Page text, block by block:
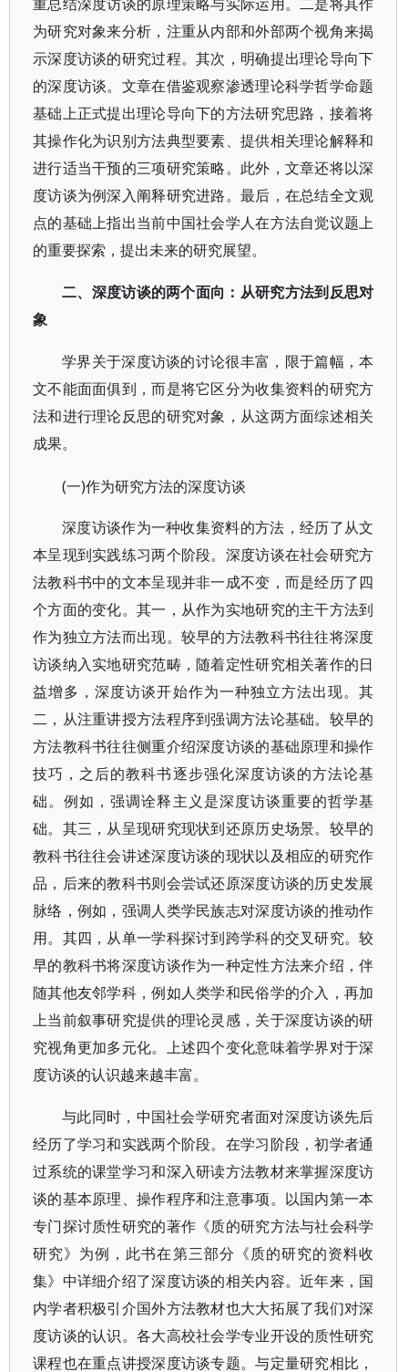
重总结深度访谈的原理策略与实际运用。二是将其作
为研究对象来分析，注重从内部和外部两个视角来揭
示深度访谈的研究过程。其次，明确提出理论导向下
的深度访谈。文章在借鉴观察渗透理论科学哲学命题
基础上正式提出理论导向下的方法研究思路，接着将
其操作化为识别方法典型要素、提供相关理论解释和
进行适当干预的三项研究策略。此外，文章还将以深
度访谈为例深入阐释研究进路。最后，在总结全文观
点的基础上指出当前中国社会学人在方法自觉议题上
的重要探索，提出未来的研究展望。
二、深度访谈的两个面向：从研究方法到反思对
象
学界关于深度访谈的讨论很丰富，限于篇幅，本
文不能面面俱到，而是将它区分为收集资料的研究方
法和进行理论反思的研究对象，从这两方面综述相关
成果。
(一)作为研究方法的深度访谈
深度访谈作为一种收集资料的方法，经历了从文
本呈现到实践练习两个阶段。深度访谈在社会研究方
法教科书中的文本呈现并非一成不变，而是经历了四
个方面的变化。其一，从作为实地研究的主干方法到
作为独立方法而出现。较早的方法教科书往往将深度
访谈纳入实地研究范畴，随着定性研究相关著作的日
益增多，深度访谈开始作为一种独立方法出现。其
二，从注重讲授方法程序到强调方法论基础。较早的
方法教科书往往侧重介绍深度访谈的基础原理和操作
技巧，之后的教科书逐步强化深度访谈的方法论基
础。例如，强调诠释主义是深度访谈重要的哲学基
础。其三，从呈现研究现状到还原历史场景。较早的
教科书往往会讲述深度访谈的现状以及相应的研究作
品，后来的教科书则会尝试还原深度访谈的历史发展
脉络，例如，强调人类学民族志对深度访谈的推动作
用。其四，从单一学科探讨到跨学科的交叉研究。较
早的教科书将深度访谈作为一种定性方法来介绍，伴
随其他友邻学科，例如人类学和民俗学的介入，再加
上当前叙事研究提供的理论灵感，关于深度访谈的研
究视角更加多元化。上述四个变化意味着学界对于深
度访谈的认识越来越丰富。
与此同时，中国社会学研究者面对深度访谈先后
经历了学习和实践两个阶段。在学习阶段，初学者通
过系统的课堂学习和深入研读方法教材来掌握深度访
谈的基本原理、操作程序和注意事项。以国内第一本
专门探讨质性研究的著作《质的研究方法与社会科学
研究》为例，此书在第三部分《质的研究的资料收
集》中详细介绍了深度访谈的相关内容。近年来，国
内学者积极引介国外方法教材也大大拓展了我们对深
度访谈的认识。各大高校社会学专业开设的质性研究
课程也在重点讲授深度访谈专题。与定量研究相比，